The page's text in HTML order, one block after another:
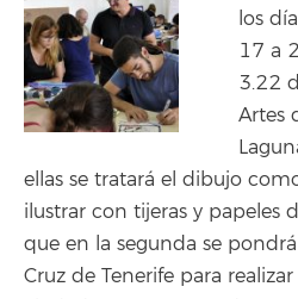
los
17 a
3.22
Artes
ellas se tratará el dibujo
ilustrar con tijeras y papeles
que en la segunda se
Cruz de Tenerife para